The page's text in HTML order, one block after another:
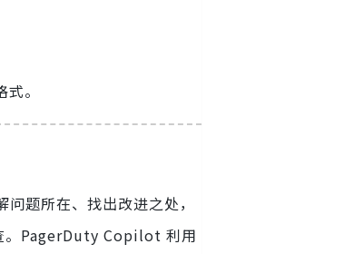
。
题所在、找出改进之处，
。PagerDuty Copilot 利用